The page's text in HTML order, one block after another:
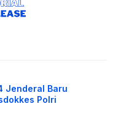
Jenderal Baru
Polri